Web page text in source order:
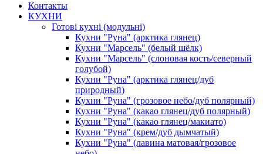
Контакты
КУХНИ
Готові кухні (модульні)
Кухни "Руна" (арктика глянец)
Кухни "Марсель" (белый шёлк)
Кухни "Марсель" (слоновая кость/северный
голубой)
Кухни "Руна" (арктика глянец/дуб
природный)
Кухни "Руна" (грозовое небо/дуб полярный)
Кухни "Руна" (какао глянец/дуб полярный)
Кухни "Руна" (какао глянец/макиато)
Кухни "Руна" (крем/дуб дымчатый)
Кухни "Руна" (лавина матовая/грозовое